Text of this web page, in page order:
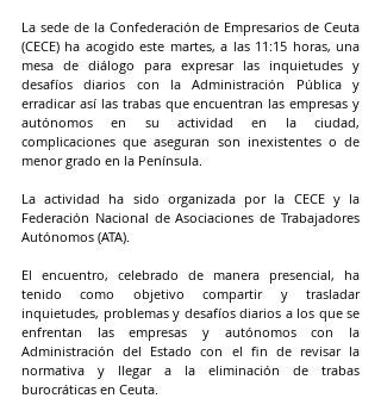
La sede de la Confederación de Empresarios de Ceuta
(CECE) ha acogido este martes, a las 11:15 horas, una
mesa de diálogo para expresar las inquietudes y
desafíos diarios con la Administración Pública y
erradicar así las trabas que encuentran las empresas y
autónomos en su actividad en la ciudad,
complicaciones que aseguran son inexistentes o de
menor grado en la Península.
La actividad ha sido organizada por la CECE y la
Federación Nacional de Asociaciones de Trabajadores
Autónomos (ATA).
El encuentro, celebrado de manera presencial, ha
tenido como objetivo compartir y trasladar
inquietudes, problemas y desafíos diarios a los que se
enfrentan las empresas y autónomos con la
Administración del Estado con el fin de revisar la
normativa y llegar a la eliminación de trabas
burocráticas en Ceuta.